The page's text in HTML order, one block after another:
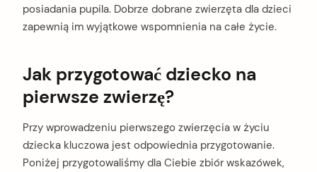
posiadania pupila. Dobrze dobrane zwierzęta dla dzieci
zapewnią im wyjątkowe wspomnienia na całe życie.
Jak przygotować dziecko na
pierwsze zwierzę?
Przy wprowadzeniu pierwszego zwierzęcia w życiu
dziecka kluczowa jest odpowiednia przygotowanie.
Poniżej przygotowaliśmy dla Ciebie zbiór wskazówek,